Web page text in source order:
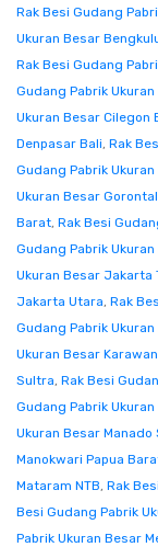
Rak Besi Gudang
Ukuran Besar
Rak Besi Gudang
Gudang Pabrik
Ukuran Besar Cilegon
Denpasar Bali, Rak
Gudang Pabrik
Ukuran Besar
Barat, Rak Besi
Gudang Pabrik
Ukuran Besar Jakarta
Jakarta Utara, Rak
Gudang Pabrik
Ukuran Besar
Sultra, Rak Besi
Gudang Pabrik
Ukuran Besar Manado
Manokwari Papua
Mataram NTB, Rak
Besi Gudang Pabrik
Pabrik Ukuran Besar